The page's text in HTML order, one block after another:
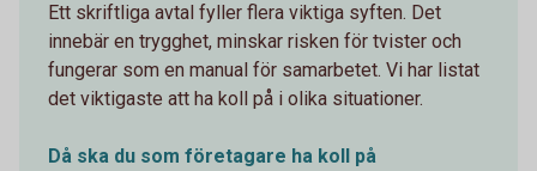
Ett skriftliga avtal fyller flera viktiga syften. Det
innebär en trygghet, minskar risken för tvister och
fungerar som en manual för samarbetet. Vi har listat
det viktigaste att ha koll på i olika situationer.
Då ska du som företagare ha koll på